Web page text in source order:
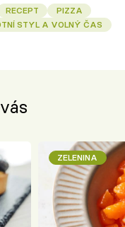
RECEPT
PIZZA
STYL A VOLNÝ ČAS
ZELENINA